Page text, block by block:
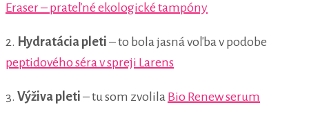
Eraser – prateľné ekologické tampóny
2. Hydratácia pleti – to bola jasná voľba v podobe
peptidového séra v spreji Larens
3. Výživa pleti – tu som zvolila Bio Renew serum